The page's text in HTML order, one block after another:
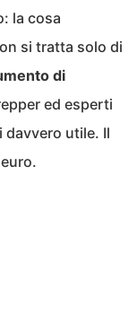
la cosa
si tratta solo di
di
ed esperti
utile. Il